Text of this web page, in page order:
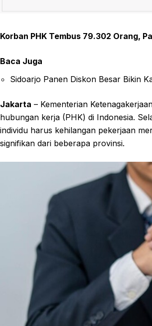
Korban PHK Tembus 79.302 Orang,
Baca Juga
Sidoarjo Panen Diskon Besar Bikin
Jakarta – Kementerian
hubungan kerja (PHK) di Indonesia.
individu harus kehilangan pekerjaan
signifikan dari beberapa provinsi.